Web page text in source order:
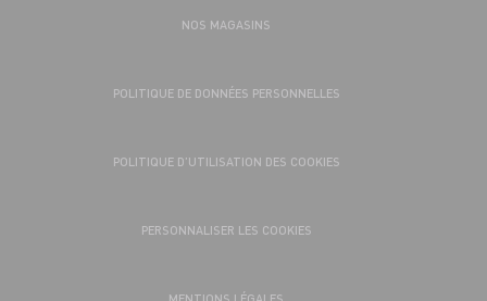
NOS MAGASINS
POLITIQUE DE DONNÉES PERSONNELLES
POLITIQUE D’UTILISATION DES COOKIES
PERSONNALISER LES COOKIES